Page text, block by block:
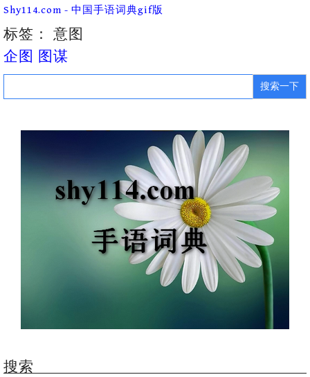
Skip
content
Shy114.com - 中国手语词典gif版
标签： 意图
企图 图谋
Search
搜索